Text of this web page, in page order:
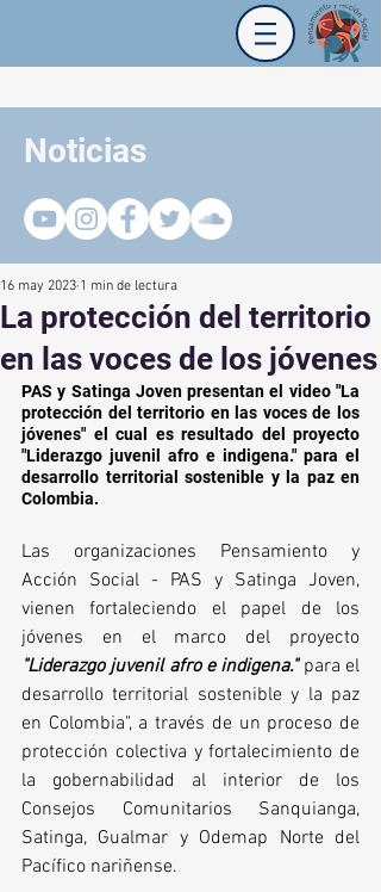
Noticias
La protección del territorio
en las voces de los jóvenes
16 may 2023 1 min de lectura
PAS y Satinga Joven presentan el video "La
protección del territorio en las voces de los
jóvenes" el cual es resultado del proyecto
"Liderazgo juvenil afro e indigena." para el
desarrollo territorial sostenible y la paz en
Colombia.
Las organizaciones Pensamiento y
Acción Social - PAS y Satinga Joven,
vienen fortaleciendo el papel de los
"Liderazgo juvenil afro e indigena." para el
desarrollo territorial sostenible y la paz
en Colombia", a través de un proceso de
protección colectiva y fortalecimiento de
la gobernabilidad al interior de los
Consejos Comunitarios Sanquianga,
Satinga, Gualmar y Odemap Norte del
Pacífico nariñense.